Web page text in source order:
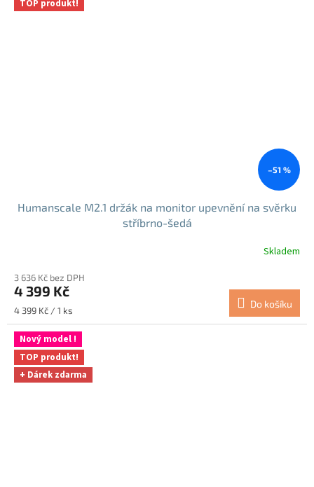
TOP produkt!
–51 %
Humanscale M2.1 držák na monitor upevnění na svěrku
stříbrno-šedá
Skladem
3 636 Kč bez DPH
4 399 Kč
Měrná
cena:
4 399 Kč / 1 ks
Do košíku
Nový model !
TOP produkt!
+ Dárek zdarma